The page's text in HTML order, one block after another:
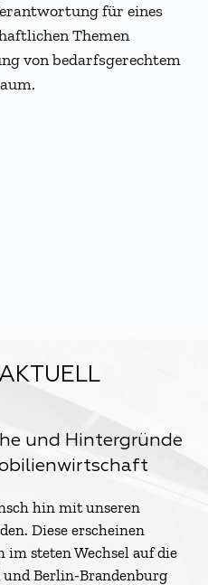
für eines
Themen
von bedarfsgerechtem
und Hintergründe
hin mit unseren
Diese erscheinen
steten Wechsel auf die
Berlin-Brandenburg